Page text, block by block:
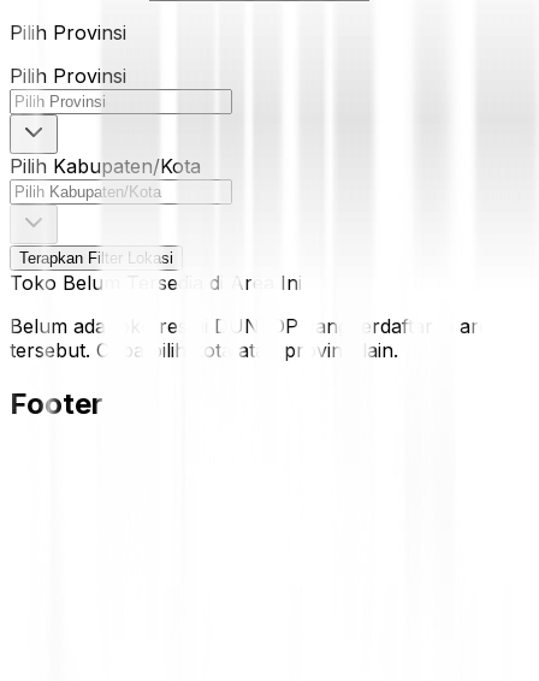
Pilih Provinsi
Pilih Provinsi
Pilih Kabupaten/Kota
Terapkan Filter Lokasi
Toko Belum Tersedia di Area Ini
Belum ada toko resmi DUNLOP yang terdaftar di area
tersebut. Coba pilih kota atau provinsi lain.
Footer